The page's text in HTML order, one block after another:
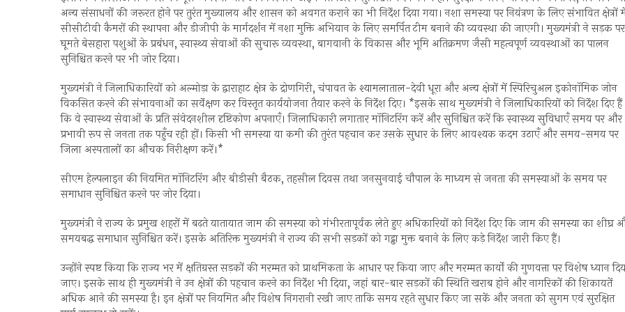
अन्य संसाधनों की जरूरत होने पर तुरंत मुख्यालय और शासन को अवगत कराने का भी निर्देश दिया गया। नशा समस्या पर नियंत्रण के लिए संभावित क्षेत्रों
सीसीटीवी कैमरों की स्थापना और डीजीपी के मार्गदर्शन में नशा मुक्ति अभियान के लिए समर्पित टीम बनाने की व्यवस्था की जाएगी। मुख्यमंत्री ने सड़क पर
घूमते बेसहारा पशुओं के प्रबंधन, स्वास्थ्य सेवाओं की सुचारू व्यवस्था, बागवानी के विकास और भूमि अतिक्रमण जैसी महत्वपूर्ण व्यवस्थाओं का पालन
सुनिश्चित करने पर भी जोर दिया।
मुख्यमंत्री ने जिलाधिकारियों को अल्मोड़ा के द्वाराहाट क्षेत्र के द्रोणगिरी, चंपावत के श्यामलाताल-देवी धूरा और अन्य क्षेत्रों में स्पिरिचुअल इकोनॉमिक जोन
विकसित करने की संभावनाओं का सर्वेक्षण कर विस्तृत कार्ययोजना तैयार करने के निर्देश दिए। *इसके साथ मुख्यमंत्री ने जिलाधिकारियों को निर्देश दिए हैं
कि वे स्वास्थ्य सेवाओं के प्रति संवेदनशील दृष्टिकोण अपनाएँ। जिलाधिकारी लगातार मॉनिटरिंग करें और सुनिश्चित करें कि स्वास्थ्य सुविधाएँ समय पर और
प्रभावी रूप से जनता तक पहुँच रही हों। किसी भी समस्या या कमी की तुरंत पहचान कर उसके सुधार के लिए आवश्यक कदम उठाएँ और समय-समय पर
जिला अस्पतालों का औचक निरीक्षण करें।*
सीएम हेल्पलाइन की नियमित मॉनिटरिंग और बीडीसी बैठक, तहसील दिवस तथा जनसुनवाई चौपाल के माध्यम से जनता की समस्याओं के समय पर
समाधान सुनिश्चित करने पर जोर दिया।
मुख्यमंत्री ने राज्य के प्रमुख शहरों में बढ़ते यातायात जाम की समस्या को गंभीरतापूर्वक लेते हुए अधिकारियों को निर्देश दिए कि जाम की समस्या का शीघ्र
समयबद्ध समाधान सुनिश्चित करें। इसके अतिरिक्त मुख्यमंत्री ने राज्य की सभी सड़कों को गड्ढा मुक्त बनाने के लिए कड़े निर्देश जारी किए हैं।
उन्होंने स्पष्ट किया कि राज्य भर में क्षतिग्रस्त सड़कों की मरम्मत को प्राथमिकता के आधार पर किया जाए और मरम्मत कार्यों की गुणवत्ता पर विशेष ध्यान
जाए। इसके साथ ही मुख्यमंत्री ने उन क्षेत्रों की पहचान करने का निर्देश भी दिया, जहां बार-बार सड़कों की स्थिति खराब होने और नागरिकों की शिकायतें
अधिक आने की समस्या है। इन क्षेत्रों पर नियमित और विशेष निगरानी रखी जाए ताकि समय रहते सुधार किए जा सकें और जनता को सुगम एवं सुरक्षित